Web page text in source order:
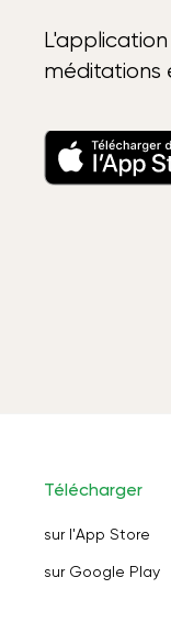
méditations
Télécharger
sur l'App Store
sur Google Play